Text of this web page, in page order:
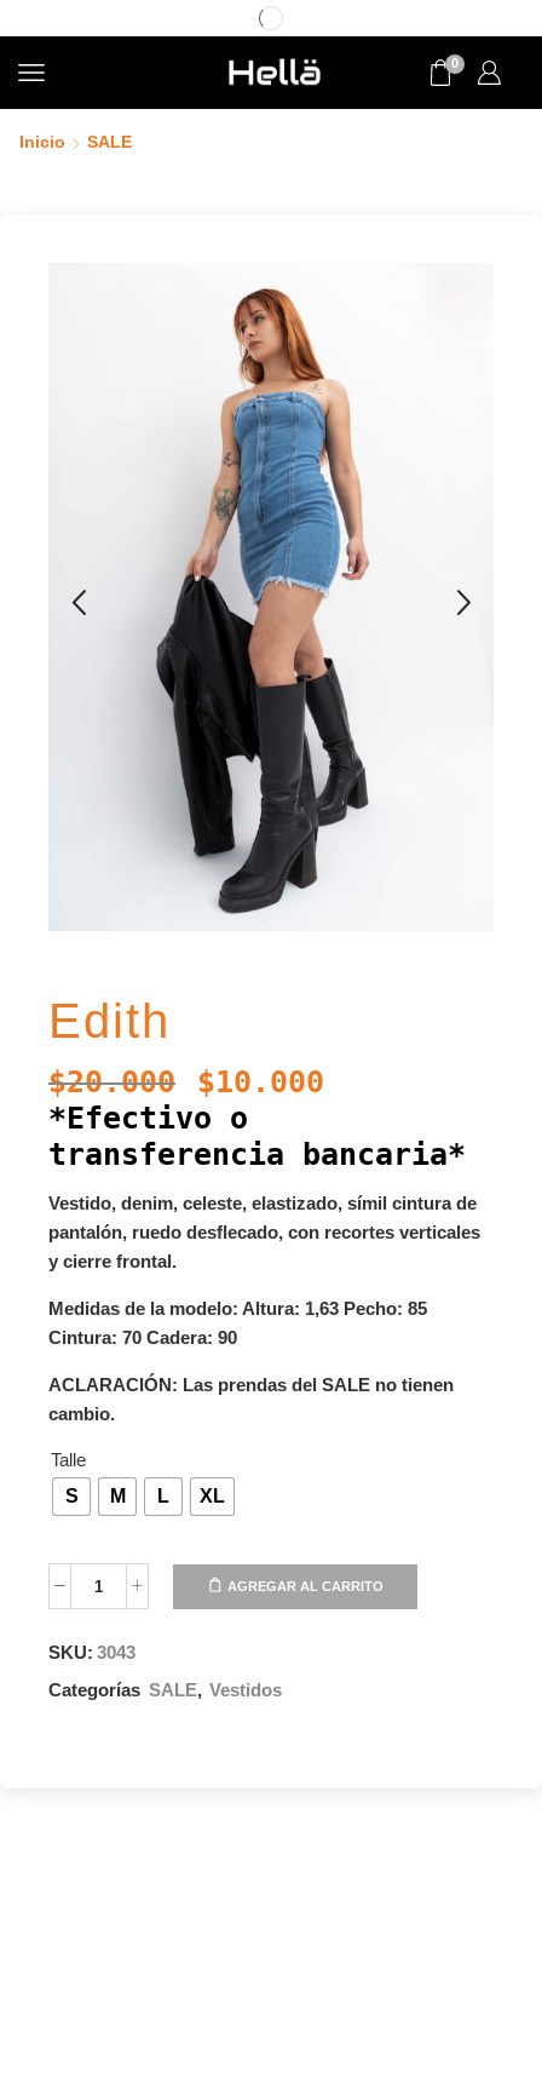
0
Inicio SALE
Edith
$20.000 $10.000
*Efectivo o
transferencia bancaria*
Vestido, denim, celeste, elastizado, símil cintura de
pantalón, ruedo desflecado, con recortes verticales
y cierre frontal.
Medidas de la modelo: Altura: 1,63 Pecho: 85
Cintura: 70 Cadera: 90
ACLARACIÓN: Las prendas del SALE no tienen
cambio.
Talle
S M L XL
AGREGAR AL CARRITO
SKU: 3043
Categorías SALE, Vestidos